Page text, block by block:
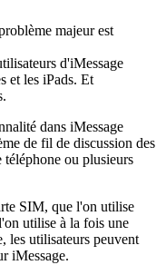
majeur est
d'iMessage
et les iPads. Et
dans iMessage
de fil de discussion des
ou plusieurs
SIM, que l'on utilise
utilise à la fois une
les utilisateurs peuvent
iMessage.